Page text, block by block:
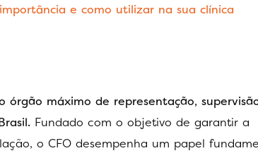
e como utilizar na sua clínica
órgão máximo de representação,
Fundado com o objetivo de garantir a
o CFO desempenha um papel